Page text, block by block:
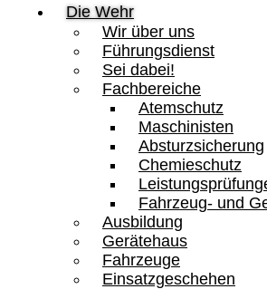
Die Wehr
Wir über uns
Führungsdienst
Sei dabei!
Fachbereiche
Atemschutz
Maschinisten
Absturzsicherung
Chemieschutz
Fahrzeug- und
Ausbildung
Gerätehaus
Fahrzeuge
Einsatzgeschehen